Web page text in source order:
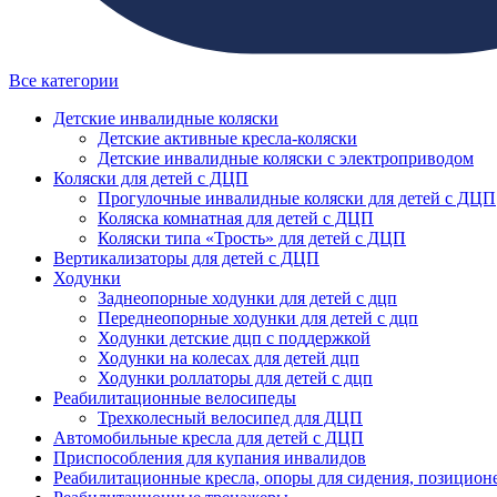
Все категории
Детские инвалидные коляски
Детские активные кресла-коляски
Детские инвалидные коляски с электроприводом
Коляски для детей с ДЦП
Прогулочные инвалидные коляски для детей с ДЦП
Коляска комнатная для детей с ДЦП
Коляски типа «Трость» для детей с ДЦП
Вертикализаторы для детей с ДЦП
Ходунки
Заднеопорные ходунки для детей с дцп
Переднеопорные ходунки для детей с дцп
Ходунки детские дцп с поддержкой
Ходунки на колесах для детей дцп
Ходунки роллаторы для детей с дцп
Реабилитационные велосипеды
Трехколесный велосипед для ДЦП
Автомобильные кресла для детей с ДЦП
Приспособления для купания инвалидов
Реабилитационные кресла, опоры для сидения,